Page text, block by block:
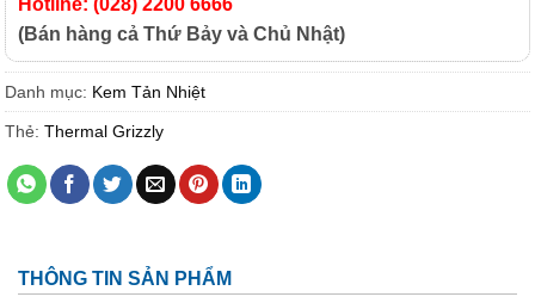
(Bán hàng cả Thứ Bảy và Chủ Nhật)
Danh mục: Kem Tản Nhiệt
Thẻ: Thermal Grizzly
THÔNG TIN SẢN PHẨM